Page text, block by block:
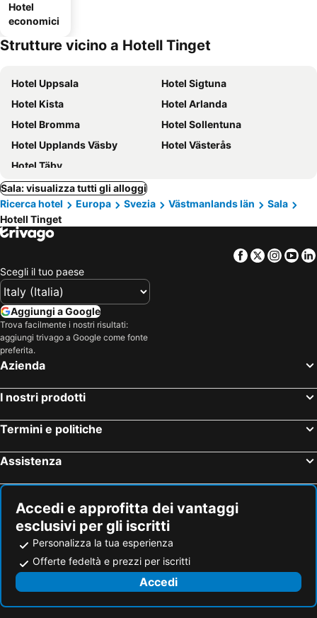
Hotel
economici
Strutture vicino a Hotell Tinget
Hotel Uppsala
Hotel Sigtuna
Hotel Kista
Hotel Arlanda
Hotel Bromma
Hotel Sollentuna
Hotel Upplands Väsby
Hotel Västerås
Hotel Täby
Sala: visualizza tutti gli alloggi
Ricerca hotel
Europa Svezia Västmanlands län
Sala
Hotell Tinget
Facebook
Twitter
Scegli il tuo paese
Aggiungi a Google
Trova facilmente i nostri risultati:
aggiungi trivago a Google come fonte
preferita.
Azienda
I nostri prodotti
Termini e politiche
Assistenza
Accedi e approfitta dei vantaggi
esclusivi per gli iscritti
Personalizza la tua esperienza
Offerte fedeltà e prezzi per iscritti
Accedi